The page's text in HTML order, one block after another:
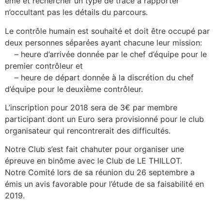
n’occultant pas les détails du parcours.
Le contrôle humain est souhaité et doit être occupé par
deux personnes séparées ayant chacune leur mission:
– heure d’arrivée donnée par le chef d’équipe pour le
premier contrôleur et
– heure de départ donnée à la discrétion du chef
d’équipe pour le deuxième contrôleur.
L’inscription pour 2018 sera de 3€ par membre
participant dont un Euro sera provisionné pour le club
organisateur qui rencontrerait des difficultés.
Notre Club s’est fait chahuter pour organiser une
épreuve en binôme avec le Club de LE THILLOT.
Notre Comité lors de sa réunion du 26 septembre a
émis un avis favorable pour l’étude de sa faisabilité en
2019.